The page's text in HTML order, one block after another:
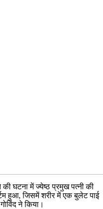
घटना में ज्येष्ठ प्रमुख पत्नी की
हुआ, जिसमें शरीर में एक बुलेट पाई
ने किया।